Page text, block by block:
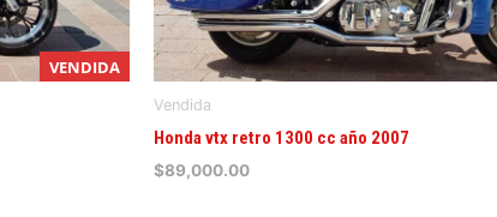
VENDIDA
Vendida
Honda vtx retro 1300 cc año 2007
$89,000.00